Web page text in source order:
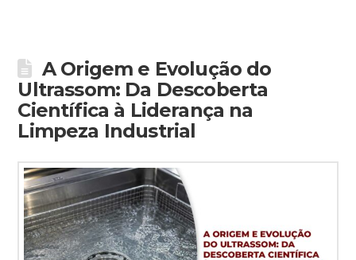
A Origem e Evolução do
Ultrassom: Da Descoberta
Científica à Liderança na
Limpeza Industrial